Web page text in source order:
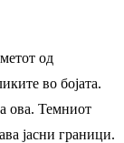
од
во бојата.
ова. Темниот
јасни граници.